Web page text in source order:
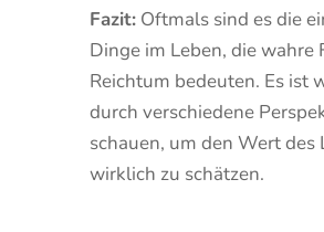
Fazit:Oftmals sind es die
Dinge im Leben, die wahre
Reichtum bedeuten. Es ist
durch verschiedene
schauen, um den Wert des
wirklich zu schätzen.